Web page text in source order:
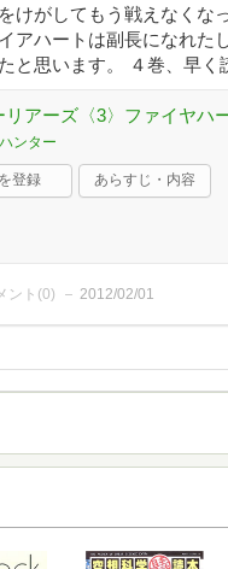
けがしてもう戦えなくな
アハートは副長になれた
と思います。 ４巻、早く
リアーズ〈3〉ファイヤハ
ンター
登録 あらすじ・内容
ント(0) 2012/02/01